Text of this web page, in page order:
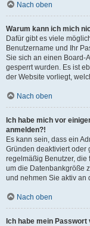
Nach oben
Warum kann ich mich
Dafür gibt es viele
Benutzername und Ihr
Sie sich an einen Board-
gesperrt wurden. Es ist
der Website vorliegt,
Nach oben
Ich habe mich vor
anmelden?!
Es kann sein, dass ein
Gründen deaktiviert oder
regelmäßig Benutzer,
um die Datenbankgröße
und nehmen Sie aktiv an
Nach oben
Ich habe mein